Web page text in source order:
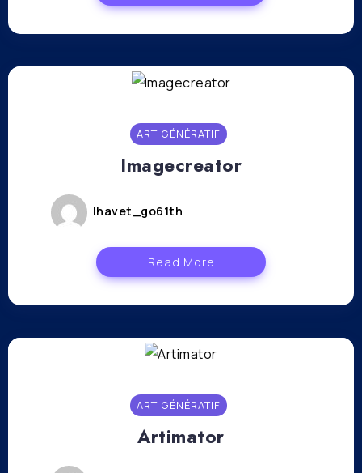
ART GÉNÉRATIF
Imagecreator
lhavet_go61th
Read More
ART GÉNÉRATIF
Artimator